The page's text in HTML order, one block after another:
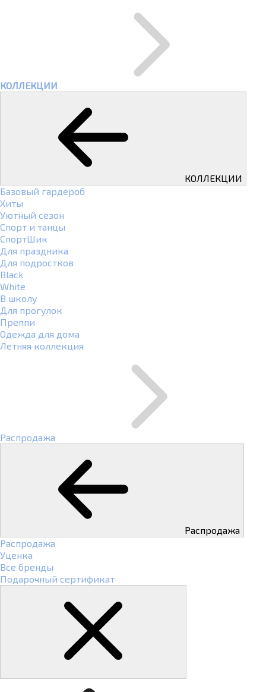
КОЛЛЕКЦИИ
КОЛЛЕКЦИИ
Базовый гардероб
Хиты
Уютный сезон
Спорт и танцы
СпортШик
Для праздника
Для подростков
Black
White
В школу
Для прогулок
Преппи
Одежда для дома
Летняя коллекция
Распродажа
Распродажа
Распродажа
Уценка
Все бренды
Подарочный сертификат